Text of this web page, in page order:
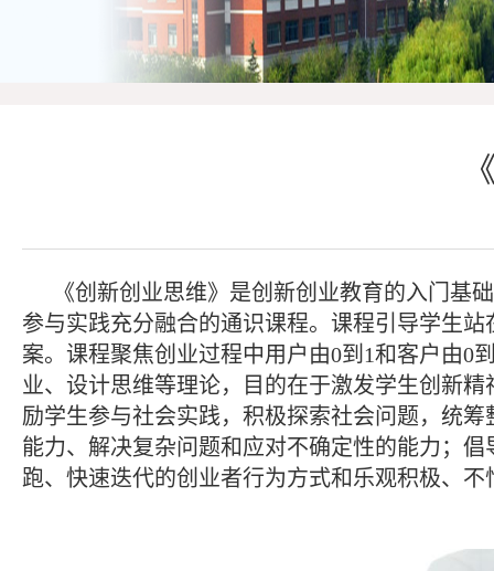
《创新创业思维》是创新创业教育的入门基
参与实践充分融合的通识课程。课程引导学生
案。课程聚焦创业过程中用户由0到1和客户由0
业、设计思维等理论，目的在于激发学生创新
励学生参与社会实践，积极探索社会问题，统
能力、解决复杂问题和应对不确定性的能力；
跑、快速迭代的创业者行为方式和乐观积极、